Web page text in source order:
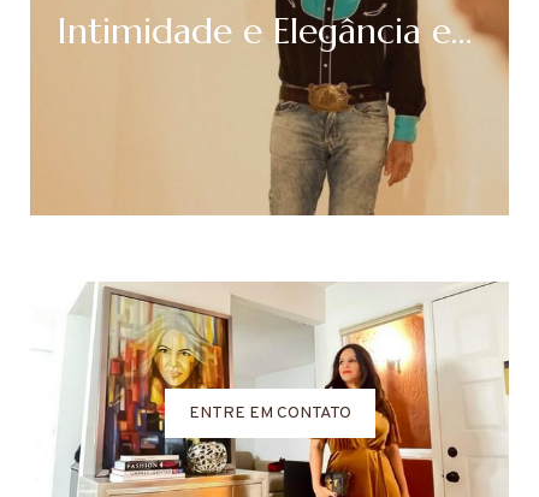
Intimidade e Elegância em
New York
ENTRE EM CONTATO